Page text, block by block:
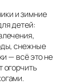
и зимние
детей:
снежные
— всё это не
огорчить